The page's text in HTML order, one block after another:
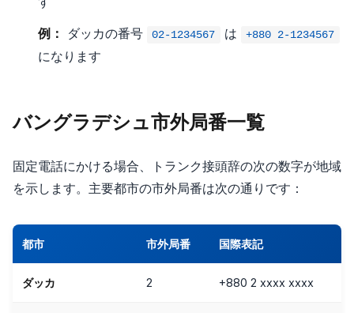
例：
ダッカの番号 02-1234567 は +880 2-1234567
になります
バングラデシュ市外局番一覧
固定電話にかける場合、トランク接頭辞の次の数字が地域
を示します。主要都市の市外局番は次の通りです：
都市 市外局番 国際表記
ダッカ 2 +880 2 xxxx xxxx